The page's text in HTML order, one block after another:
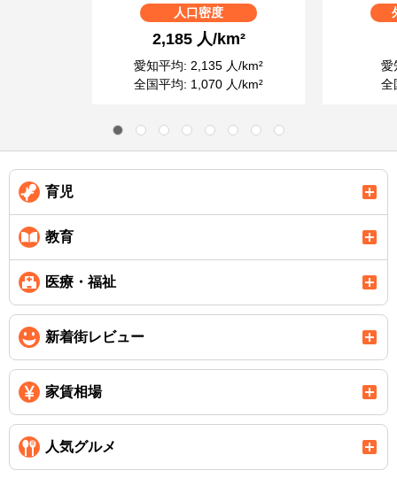
人口密度
2,185 人/km²
愛知平均: 2,135 人/km²
全国平均: 1,070 人/km²
愛
全
育児
教育
医療・福祉
新着街レビュー
家賃相場
人気グルメ